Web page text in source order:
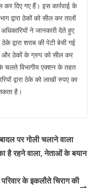
कर दिए गए हैं। इस कार्रवाई के
ठेकों को सील कर तालों
ने जानकारी देते हुए
द्वारा शराब की पेटी बेची गई
और ठेकों के ग्रुप को सील कर
विभागीय एक्शन के तहत
द्वारा ठेके को लाखों रुपए का
है।
पर गोली चलाने वाला
है रहने वाला, नेताओं के बयान
के इकलौते चिराग की